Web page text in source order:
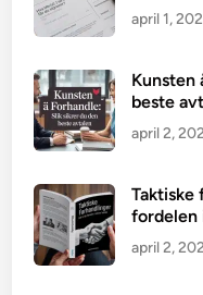
april 1,
Kunsten
beste
april 2,
Taktiske
fordelen
april 2,